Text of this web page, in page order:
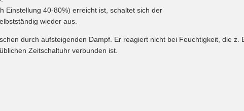
Einstellung 40-80%) erreicht ist, schaltet sich der
wieder aus.
durch aufsteigenden Dampf. Er reagiert nicht bei Feuchtigkeit, die z.
Zeitschaltuhr verbunden ist.